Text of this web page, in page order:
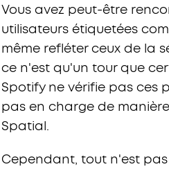
Vous avez peut-être
utilisateurs étiquetées
même refléter ceux de la
ce n'est qu'un tour que
Spotify ne vérifie pas ces
pas en charge de
Spatial.
Cependant, tout n'est